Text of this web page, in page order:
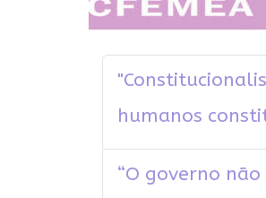
humanos
“O governo